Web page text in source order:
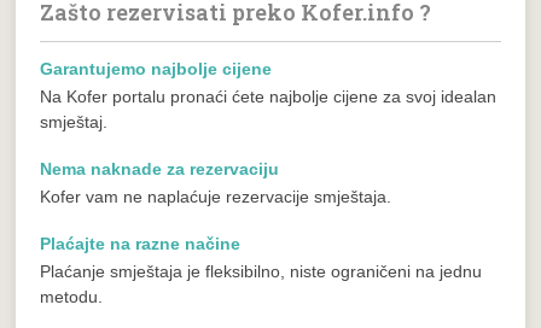
Zašto rezervisati preko Kofer.info ?
Garantujemo najbolje cijene
Na Kofer portalu pronaći ćete najbolje cijene za svoj idealan
smještaj.
Nema naknade za rezervaciju
Kofer vam ne naplaćuje rezervacije smještaja.
Plaćajte na razne načine
Plaćanje smještaja je fleksibilno, niste ograničeni na jednu
metodu.